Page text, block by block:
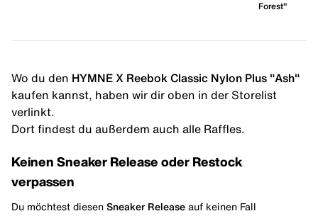
Forest"
Wo du den HYMNE X Reebok Classic Nylon Plus "Ash"
kaufen kannst, haben wir dir oben in der Storelist
verlinkt.
Dort findest du außerdem auch alle Raffles.
Keinen Sneaker Release oder Restock
verpassen
Du möchtest diesen Sneaker Release auf keinen Fall